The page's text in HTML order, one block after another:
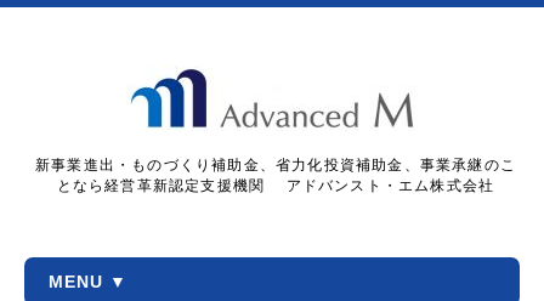
新事業進出・ものづくり補助金、省力化投資補助金、事業承継のこ
となら経営革新認定支援機関 アドバンスト・エム株式会社
MENU ▼